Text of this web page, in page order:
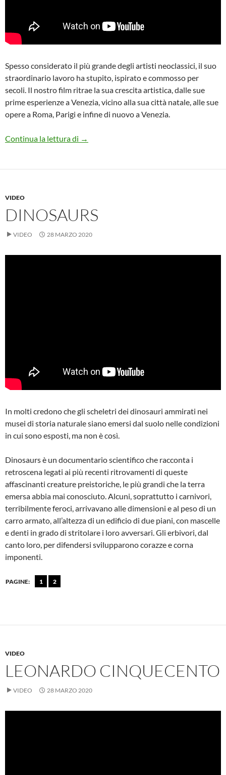
Spesso considerato il più grande degli artisti neoclassici, il suo
straordinario lavoro ha stupito, ispirato e commosso per
secoli. Il nostro film ritrae la sua crescita artistica, dalle sue
prime esperienze a Venezia, vicino alla sua città natale, alle sue
opere a Roma, Parigi e infine di nuovo a Venezia.
Continua la lettura di Canova
→
VIDEO
DINOSAURS
VIDEO 28 MARZO 2020
In molti credono che gli scheletri dei dinosauri ammirati nei
musei di storia naturale siano emersi dal suolo nelle condizioni
in cui sono esposti, ma non è così.
Dinosaurs è un documentario scientifico che racconta i
retroscena legati ai più recenti ritrovamenti di queste
affascinanti creature preistoriche, le più grandi che la terra
emersa abbia mai conosciuto. Alcuni, soprattutto i carnivori,
terribilmente feroci, arrivavano alle dimensioni e al peso di un
carro armato, all’altezza di un edificio di due piani, con mascelle
e denti in grado di stritolare i loro avversari. Gli erbivori, dal
canto loro, per difendersi svilupparono corazze e corna
imponenti.
PAGINE: 1 2
VIDEO
LEONARDO CINQUECENTO
VIDEO 28 MARZO 2020